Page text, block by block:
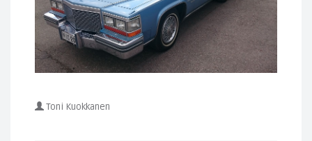
Toni Kuokkanen